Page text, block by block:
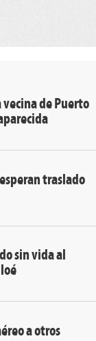
de Puerto
traslado
sin vida al
a otros